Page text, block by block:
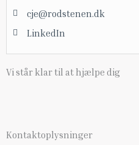
cje@rodstenen.dk
LinkedIn
Vi står klar til at hjælpe dig
Kontaktoplysninger